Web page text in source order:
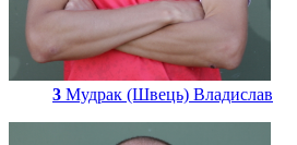
3 Мудрак (Швець) Владислав